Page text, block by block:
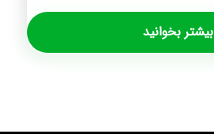
بیشتر بخوانید